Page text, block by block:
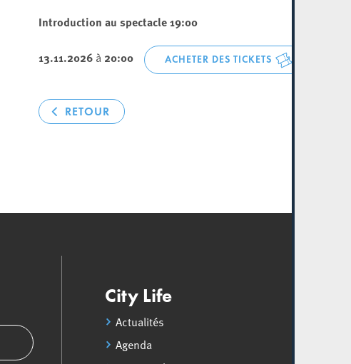
Introduction au spectacle 19:00
13.11.2026à 20:00 ACHETER DES TICKETS
RETOUR
City Life
Actualités
Agenda